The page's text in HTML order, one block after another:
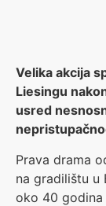
Velika akcija
Liesingu
usred
Prava drama
na gradilištu u
oko 40 godina